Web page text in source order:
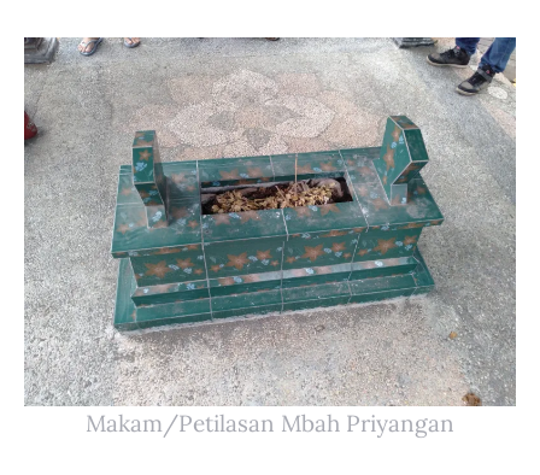
Makam/Petilasan Mbah Priyangan